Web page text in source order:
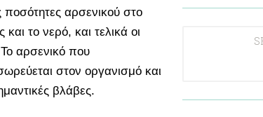
αρσενικού στο
το νερό, και τελικά οι
αρσενικό που
στον οργανισμό και
βλάβες.